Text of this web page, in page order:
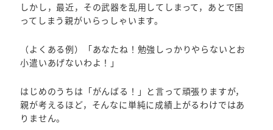
しかし，最近，その武器を乱用してしまって，あとで困
ってしまう親がいらっしゃいます。
（よくある例）「あなたね！勉強しっかりやらないとお
小遣いあげないわよ！」
はじめのうちは「がんばる！」と言って頑張りますが，
親が考えるほど，そんなに単純に成績上がるわけではあ
りません。